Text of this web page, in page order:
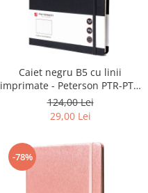
Caiet negru B5 cu linii
imprimate - Peterson PTR-PTN
NOT-6-LN-Q1 BLAC
124,00 Lei
29,00 Lei
-78%